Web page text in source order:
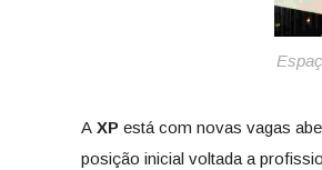
A XP está com novas vagas
posição inicial voltada a